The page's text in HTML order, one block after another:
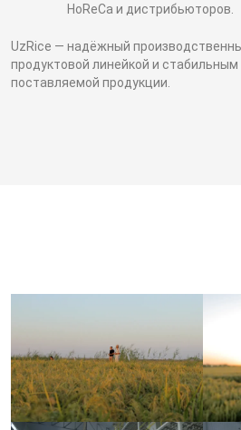
HoReCa и дистрибьюторов.
UzRice — надёжный
продуктовой линейкой и
поставляемой продукции.